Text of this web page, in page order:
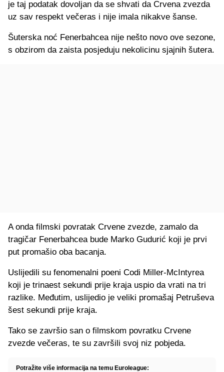
je taj podatak dovoljan da se shvati da Crvena zvezda
uz sav respekt večeras i nije imala nikakve šanse.
Šuterska noć Fenerbahcea nije nešto novo ove sezone,
s obzirom da zaista posjeduju nekolicinu sjajnih šutera.
A onda filmski povratak Crvene zvezde, zamalo da
tragičar Fenerbahcea bude Marko Gudurić koji je prvi
put promašio oba bacanja.
Uslijedili su fenomenalni poeni Codi Miller-McIntyrea
koji je trinaest sekundi prije kraja uspio da vrati na tri
razlike. Međutim, uslijedio je veliki promašaj Petruševa
šest sekundi prije kraja.
Tako se završio san o filmskom povratku Crvene
zvezde večeras, te su završili svoj niz pobjeda.
Potražite više informacija na temu Euroleague: